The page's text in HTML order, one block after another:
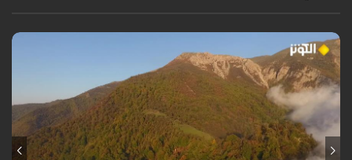
من قلب طبيعة هراز التي كانت يوماً من أجمل الموائل الطبيعية في إيران، يحذر